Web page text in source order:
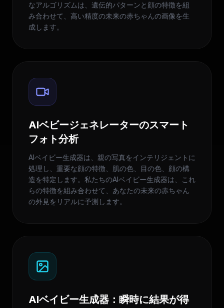
なアルゴリズムは、遺伝的パターンと顔の特徴を組
み合わせて、高い精度の未来の赤ちゃんの画像を生
成します。
AIベビージェネレーターのスマート
フォト分析
AIベイビー生成器は、親の写真をインテリジェントに
処理し、重要な顔の特徴、肌の色、目の色、顔の構
造を特定します。私たちのAIベイビー生成器は、これ
らの特徴を組み合わせて、あなたの未来の赤ちゃん
の外見をリアルに予測します。
AIベイビー生成器：瞬時に結果が得